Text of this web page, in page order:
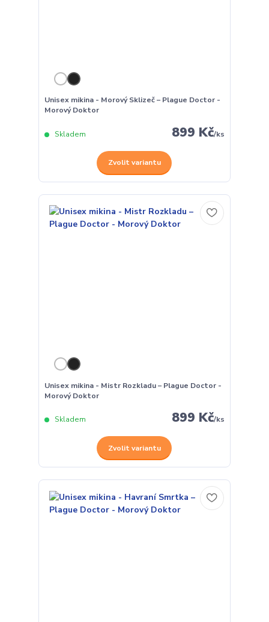
Unisex mikina - Morový Sklizeč – Plague Doctor -
Morový Doktor
899 Kč/ks
Skladem
Zvolit variantu
Unisex mikina - Mistr Rozkladu – Plague Doctor -
Morový Doktor
899 Kč/ks
Skladem
Zvolit variantu